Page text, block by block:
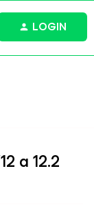
LOGIN
a 12.2